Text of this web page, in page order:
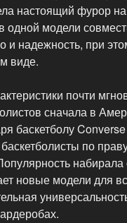
настоящий фурор
одной модели
и надежность, при
виде.
почти
сначала в
баскетболу
по
новые модели для